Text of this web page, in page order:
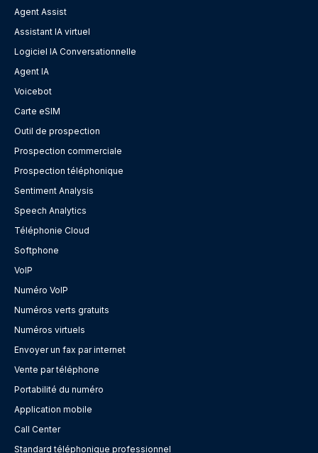
Agent Assist
Assistant IA virtuel
Logiciel IA Conversationnelle
Agent IA
Voicebot
Carte eSIM
Outil de prospection
Prospection commerciale
Prospection téléphonique
Sentiment Analysis
Speech Analytics
Téléphonie Cloud
Softphone
VoIP
Numéro VoIP
Numéros verts gratuits
Numéros virtuels
Envoyer un fax par internet
Vente par téléphone
Portabilité du numéro
Application mobile
Call Center
Standard téléphonique professionnel